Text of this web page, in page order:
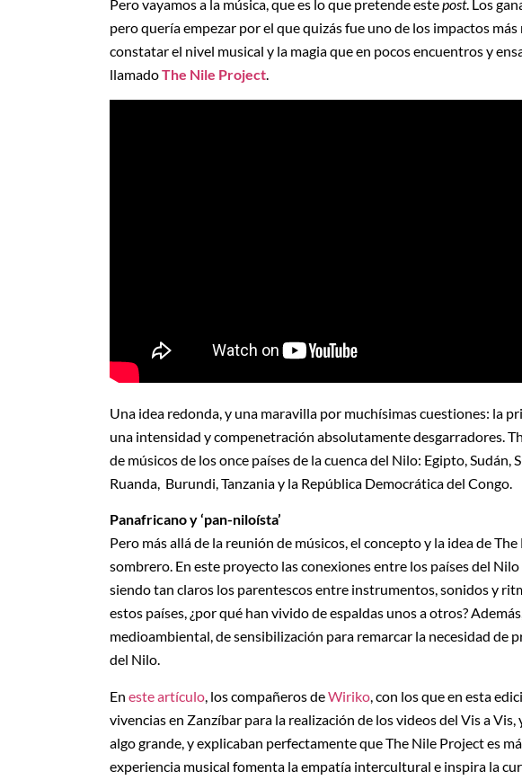
Pero vayamos a la música, que es lo que pretende estepost. Los
pero quería empezar por el que quizás fue uno de los impactos
constatar el nivel musical y la magia que en pocos encuentros y
llamadoThe Nile Project.
Una idea redonda, y una maravilla por muchísimas cuestiones: la
una intensidad y compenetración absolutamente desgarradores.
de músicos de los once países de la cuenca del Nilo: Egipto, Sudán,
Ruanda, Burundi, Tanzania y la República Democrática del Congo.
Panafricano y ‘pan-niloísta’
Pero más allá de la reunión de músicos, el concepto y la idea de
sombrero. En este proyecto las conexiones entre los países del
siendo tan claros los parentescos entre instrumentos, sonidos y
estos países, ¿por qué han vivido de espaldas unos a otros?
medioambiental, de sensibilización para remarcar la necesidad de
del Nilo.
En este artículo, los compañeros deWiriko, con los que en esta
vivencias en Zanzíbar para la realización de los videos del Vis a
algo grande, y explicaban perfectamente que The Nile Project es
experiencia musical fomenta la empatía intercultural e inspira la